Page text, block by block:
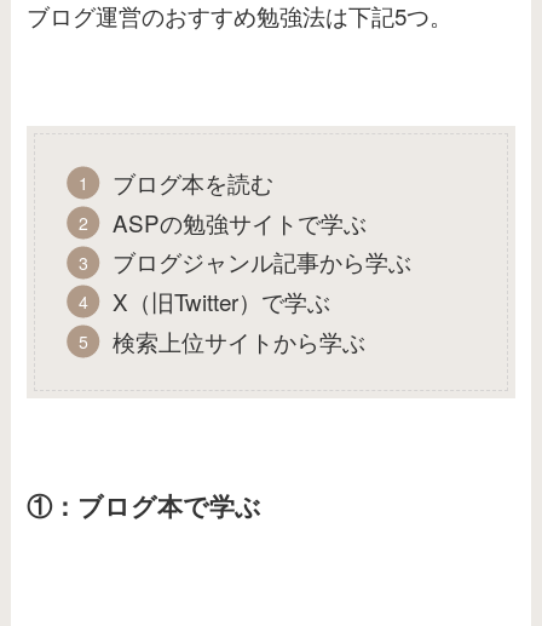
ブログ運営のおすすめ勉強法は下記5つ。
ブログ本を読む
ASPの勉強サイトで学ぶ
ブログジャンル記事から学ぶ
X（旧Twitter）で学ぶ
検索上位サイトから学ぶ
①：ブログ本で学ぶ